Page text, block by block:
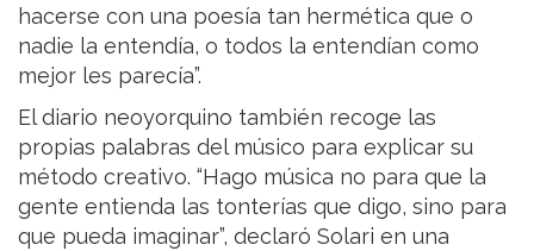
hacerse con una poesía tan hermética que o
nadie la entendía, o todos la entendían como
mejor les parecía”.
El diario neoyorquino también recoge las
propias palabras del músico para explicar su
método creativo. “Hago música no para que la
gente entienda las tonterías que digo, sino para
que pueda imaginar”, declaró Solari en una